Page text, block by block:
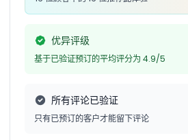
优异评级
基于已验证预订的平均评分为 4.9/5
所有评论已验证
只有已预订的客户才能留下评论